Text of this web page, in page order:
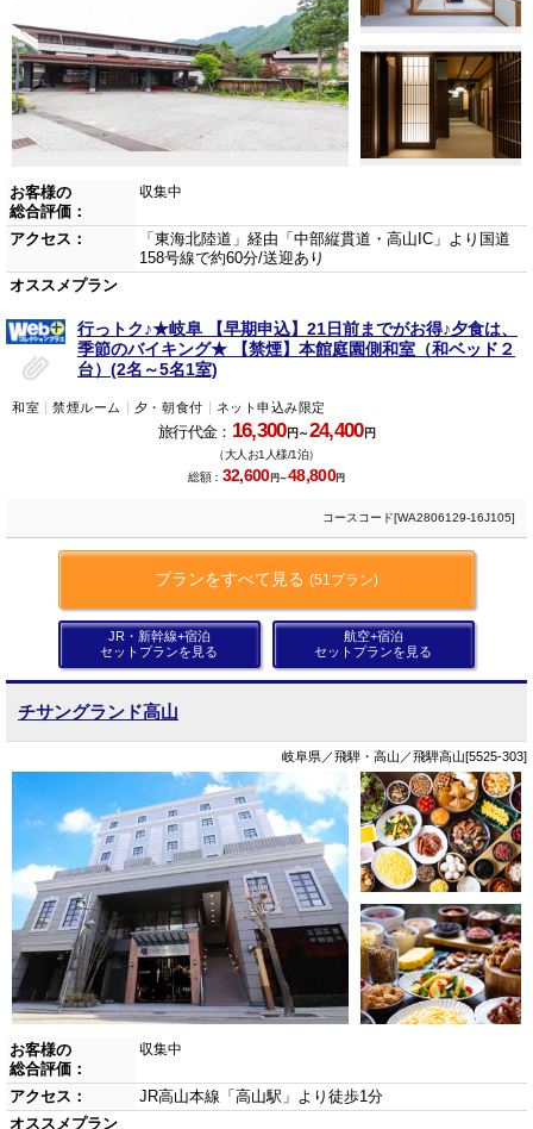
お客様の
総合評価：
収集中
アクセス：
「東海北陸道」経由「中部縦貫道・高山IC」より国道
158号線で約60分/送迎あり
オススメプラン
行っトク♪★岐阜 【早期申込】21日前までがお得♪夕食は、
季節のバイキング★ 【禁煙】本館庭園側和室（和ベッド２
台）(2名～5名1室)
和室 禁煙ルーム 夕・朝食付 ネット申込み限定
旅行代金： 16,300円～24,400円
（大人お1人様/1泊）
総額： 32,600円～48,800円
コースコード[WA2806129-16J105]
プランをすべて見る (51プラン)
JR・新幹線+宿泊
セットプランを見る
航空+宿泊
セットプランを見る
チサングランド高山
岐阜県／飛騨・高山／飛騨高山[5525-303]
お客様の
総合評価：
収集中
アクセス：
JR高山本線「高山駅」より徒歩1分
オススメプラン